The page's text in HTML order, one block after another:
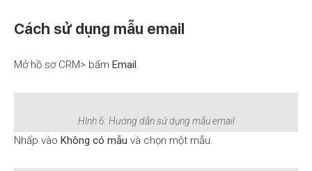
Cách sử dụng mẫu email
Mở hồ sơ CRM> bấm Email.
Hình 6: Hướng dẫn sử dụng mẫu email
Nhấp vào Không có mẫu và chọn một mẫu.